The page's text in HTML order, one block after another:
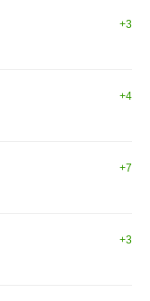
+3
+4
+7
+3